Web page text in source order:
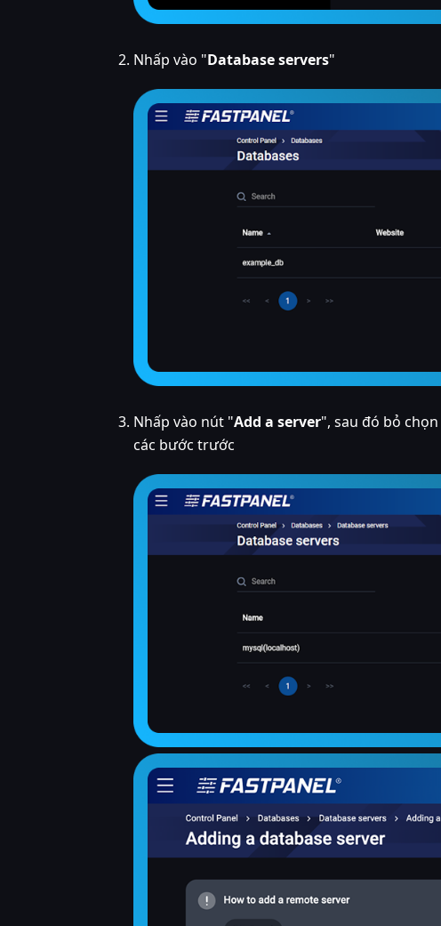
Nhấp vào "Database servers"
Nhấp vào nút "Add a server", sau đó bỏ
các bước trước